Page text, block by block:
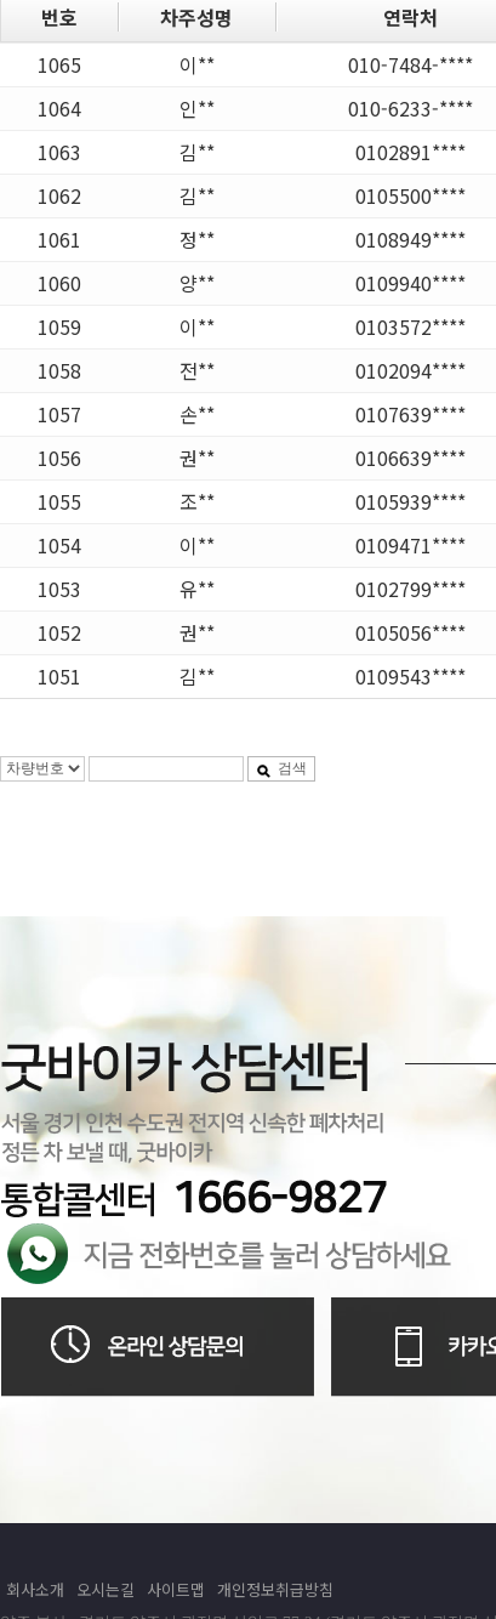
번호 차주성명 연락처
1065
이** 010-7484-****
1064
인** 010-6233-****
1063
김** 0102891****
1062
김** 0105500****
1061
정** 0108949****
1060
양** 0109940****
1059
이** 0103572****
1058
전** 0102094****
1057
손** 0107639****
1056
권** 0106639****
1055
조** 0105939****
1054
이** 0109471****
1053
유** 0102799****
1052
권** 0105056****
1051
김** 0109543****
검색
회사소개 오시는길 사이트맵 개인정보취급방침